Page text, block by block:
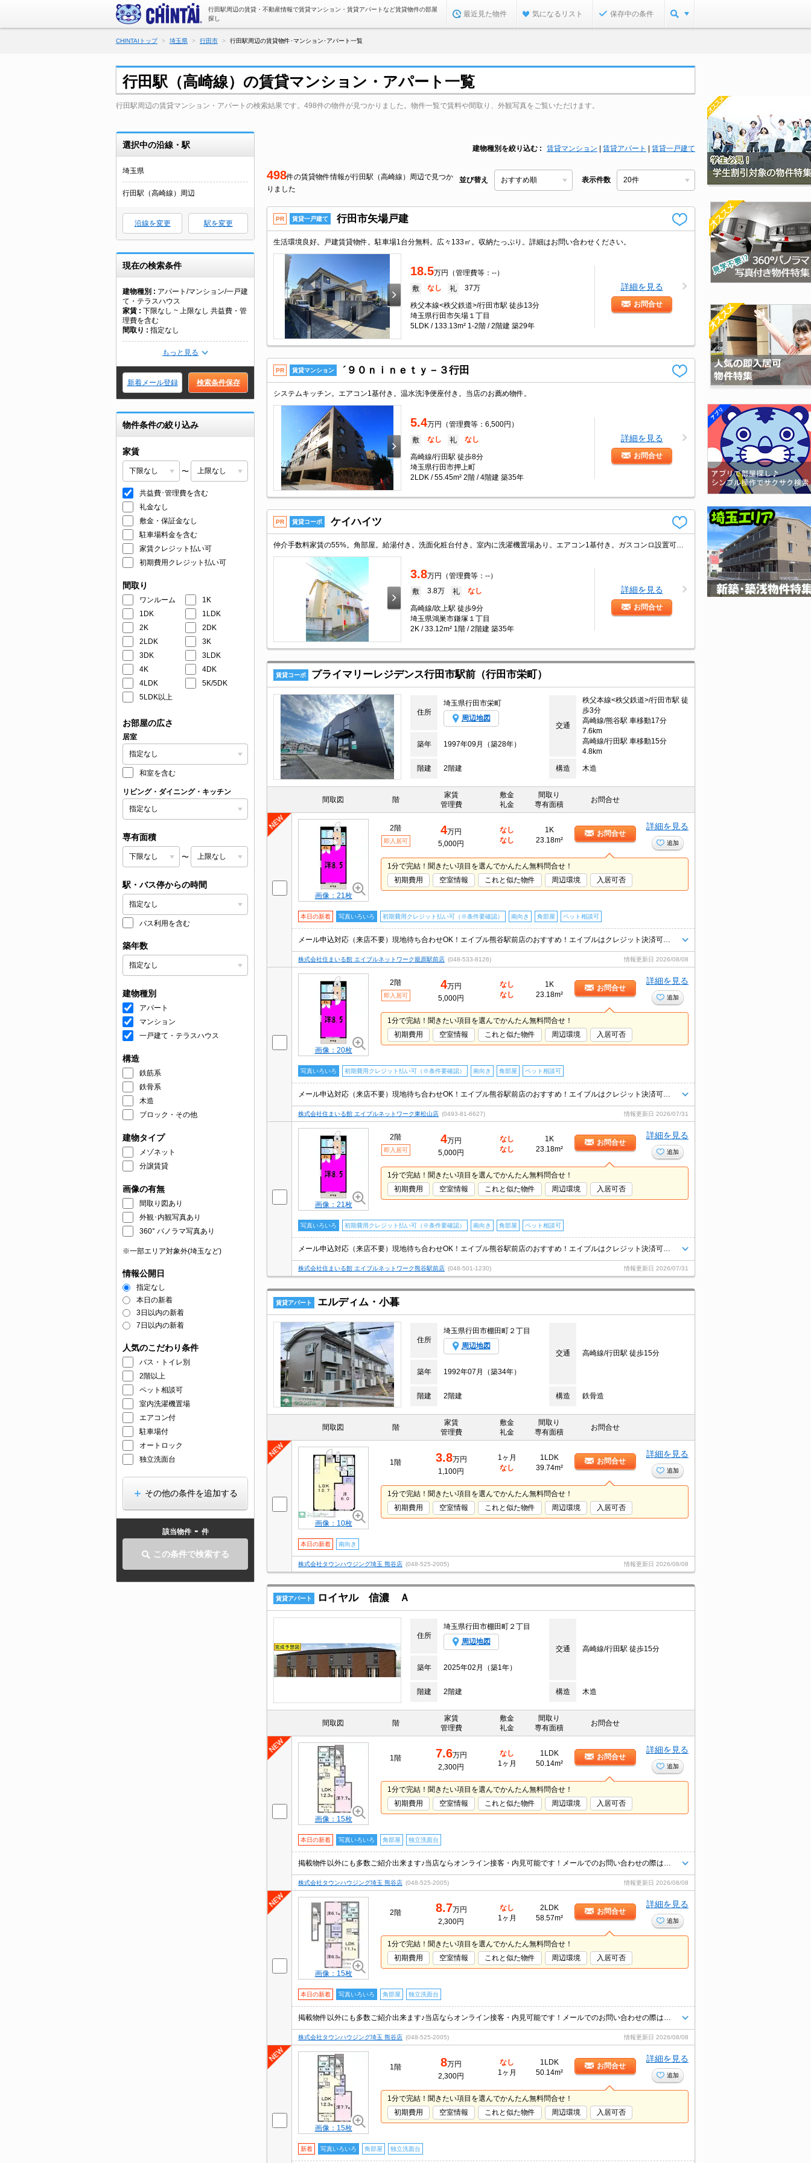
行田駅周辺の賃貸・不動産情報で賃貸マンション・賃貸アパートなど賃貸物件の部屋
探し
最近見た物件 気になるリスト 保存中の条件
CHINTAIトップ 埼玉県 行田市 行田駅周辺の賃貸物件･マンション･アパート一覧
行田駅（高崎線）の賃貸マンション・アパート一覧
行田駅周辺の賃貸マンション・アパートの検索結果です。498件の物件が見つかりました。物件一覧で賃料や間取り、外観写真をご覧いただけます。
選択中の沿線・駅
埼玉県
行田駅（高崎線）周辺
沿線を変更 駅を変更
現在の検索条件
建物種別
アパート/マンション/一戸建
て・テラスハウス
家賃
下限なし ~ 上限なし 共益費・管
理費を含む
間取り
指定なし
もっと見る
新着メール登録 検索条件保存
物件条件の絞り込み
家賃
〜
共益費･管理費を含む
礼金なし
敷金・保証金なし
駐車場料金を含む
家賃クレジット払い可
初期費用クレジット払い可
間取り
ワンルーム
1K
1DK
1LDK
2K
2DK
2LDK
3K
3DK
3LDK
4K
4DK
4LDK
5K/5DK
5LDK以上
お部屋の広さ
居室
和室を含む
リビング・ダイニング・キッチン
専有面積
〜
駅・バス停からの時間
バス利用を含む
築年数
建物種別
アパート
マンション
一戸建て・テラスハウス
構造
鉄筋系
鉄骨系
木造
ブロック・その他
建物タイプ
メゾネット
分譲賃貸
画像の有無
間取り図あり
外観･内観写真あり
360° パノラマ写真あり
※一部エリア対象外(埼玉など)
情報公開日
指定なし
本日の新着
3日以内の新着
7日以内の新着
人気のこだわり条件
バス・トイレ別
2階以上
ペット相談可
室内洗濯機置場
エアコン付
駐車場付
オートロック
独立洗面台
その他の条件を追加する
該当物件 - 件
この条件で検索する
建物種別を絞り込む 賃貸マンション 賃貸アパート 賃貸一戸建て
498件の賃貸物件情報が行田駅（高崎線）周辺で見つか
りました
並び替え 表示件数
PR 賃貸一戸建て 行田市矢場戸建
生活環境良好。戸建賃貸物件。駐車場1台分無料。広々133㎡。収納たっぷり。詳細はお問い合わせください。
18.5万円（管理費等：--）
敷 なし 礼 37万
秩父本線<秩父鉄道>/行田市駅 徒歩13分
埼玉県行田市矢場１丁目
5LDK / 133.13m² 1-2階 / 2階建 築29年
詳細を見る
お問合せ
PR 賃貸マンション ´９０ｎｉｎｅｔｙ－３行田
システムキッチン。エアコン1基付き。温水洗浄便座付き。当店のお薦め物件。
5.4万円（管理費等：6,500円）
敷 なし 礼 なし
高崎線/行田駅 徒歩8分
埼玉県行田市押上町
2LDK / 55.45m² 2階 / 4階建 築35年
詳細を見る
お問合せ
PR 賃貸コーポ ケイハイツ
3.8万円（管理費等：--）
敷 3.8万 礼 なし
高崎線/吹上駅 徒歩9分
埼玉県鴻巣市鎌塚１丁目
2K / 33.12m² 1階 / 2階建 築35年
詳細を見る
お問合せ
賃貸コーポ プライマリーレジデンス行田市駅前（行田市栄町）
住所
埼玉県行田市栄町
周辺地図
交通
秩父本線<秩父鉄道>/行田市駅 徒
歩3分
高崎線/熊谷駅 車移動17分
7.6km
高崎線/行田駅 車移動15分
4.8km
築年 1997年09月（築28年）
階建 2階建 構造 木造
間取図 階
家賃
管理費
敷金
礼金
間取り
専有面積
お問合せ
画像：21枚
2階
即入居可
4万円
5,000円
なし
なし
1K
23.18m²
お問合せ
詳細を見る
追加
1分で完結！聞きたい項目を選んでかんたん無料問合せ！
初期費用
空室情報 これと似た物件 周辺環境 入居可否
本日の新着 写真いろいろ 初期費用クレジット払い可（※条件要確認） 南向き 角部屋 ペット相談可
株式会社住まいる館 エイブルネットワーク籠原駅前店 (048-533-8126) 情報更新日 2026/08/08
画像：20枚
2階
即入居可
4万円
5,000円
なし
なし
1K
23.18m²
お問合せ
詳細を見る
追加
1分で完結！聞きたい項目を選んでかんたん無料問合せ！
初期費用
空室情報 これと似た物件 周辺環境 入居可否
写真いろいろ 初期費用クレジット払い可（※条件要確認） 南向き 角部屋 ペット相談可
株式会社住まいる館 エイブルネットワーク東松山店 (0493-81-6627) 情報更新日 2026/07/31
画像：21枚
2階
即入居可
4万円
5,000円
なし
なし
1K
23.18m²
お問合せ
詳細を見る
追加
1分で完結！聞きたい項目を選んでかんたん無料問合せ！
初期費用
空室情報 これと似た物件 周辺環境 入居可否
写真いろいろ 初期費用クレジット払い可（※条件要確認） 南向き 角部屋 ペット相談可
株式会社住まいる館 エイブルネットワーク熊谷駅前店 (048-501-1230) 情報更新日 2026/07/31
賃貸アパート エルディム・小暮
住所
埼玉県行田市棚田町２丁目
周辺地図
交通
高崎線/行田駅 徒歩15分
築年 1992年07月（築34年）
階建 2階建 構造 鉄骨造
間取図 階
家賃
管理費
敷金
礼金
間取り
専有面積
お問合せ
画像：10枚
1階 3.8万円
1,100円
1ヶ月
なし
1LDK
39.74m²
お問合せ
詳細を見る
追加
1分で完結！聞きたい項目を選んでかんたん無料問合せ！
初期費用
空室情報 これと似た物件 周辺環境 入居可否
本日の新着 南向き
株式会社タウンハウジング埼玉 熊谷店 (048-525-2005) 情報更新日 2026/08/08
賃貸アパート ロイヤル 信濃 Ａ
住所
埼玉県行田市棚田町２丁目
周辺地図
交通
高崎線/行田駅 徒歩15分
築年 2025年02月（築1年）
階建 2階建 構造 木造
間取図 階
家賃
管理費
敷金
礼金
間取り
専有面積
お問合せ
画像：15枚
1階 7.6万円
2,300円
なし
1ヶ月
1LDK
50.14m²
お問合せ
詳細を見る
追加
1分で完結！聞きたい項目を選んでかんたん無料問合せ！
初期費用
空室情報 これと似た物件 周辺環境 入居可否
本日の新着 写真いろいろ 角部屋 独立洗面台
株式会社タウンハウジング埼玉 熊谷店 (048-525-2005) 情報更新日 2026/08/08
画像：15枚
2階 8.7万円
2,300円
なし
1ヶ月
2LDK
58.57m²
お問合せ
詳細を見る
追加
1分で完結！聞きたい項目を選んでかんたん無料問合せ！
初期費用
空室情報 これと似た物件 周辺環境 入居可否
本日の新着 写真いろいろ 角部屋 独立洗面台
株式会社タウンハウジング埼玉 熊谷店 (048-525-2005) 情報更新日 2026/08/08
画像：15枚
1階 8万円
2,300円
なし
1ヶ月
1LDK
50.14m²
お問合せ
詳細を見る
追加
1分で完結！聞きたい項目を選んでかんたん無料問合せ！
初期費用
空室情報 これと似た物件 周辺環境 入居可否
新着 写真いろいろ 角部屋 独立洗面台